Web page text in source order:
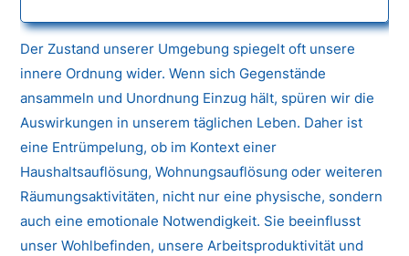
Der Zustand unserer Umgebung spiegelt oft unsere
innere Ordnung wider. Wenn sich Gegenstände
ansammeln und Unordnung Einzug hält, spüren wir die
Auswirkungen in unserem täglichen Leben. Daher ist
eine Entrümpelung, ob im Kontext einer
Haushaltsauflösung, Wohnungsauflösung oder weiteren
Räumungsaktivitäten, nicht nur eine physische, sondern
auch eine emotionale Notwendigkeit. Sie beeinflusst
unser Wohlbefinden, unsere Arbeitsproduktivität und